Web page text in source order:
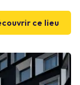
ce lieu